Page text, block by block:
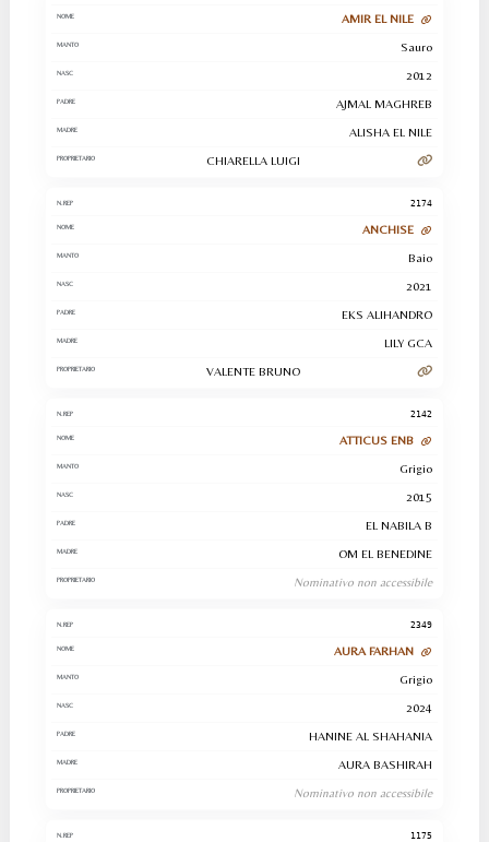
AMIR EL NILE
Sauro
2012
AJMAL MAGHREB
ALISHA EL NILE
CHIARELLA LUIGI
2174
ANCHISE
Baio
2021
EKS ALIHANDRO
LILY GCA
VALENTE BRUNO
2142
ATTICUS ENB
Grigio
2015
EL NABILA B
OM EL BENEDINE
Nominativo non accessibile
2349
AURA FARHAN
Grigio
2024
HANINE AL SHAHANIA
AURA BASHIRAH
Nominativo non accessibile
1175